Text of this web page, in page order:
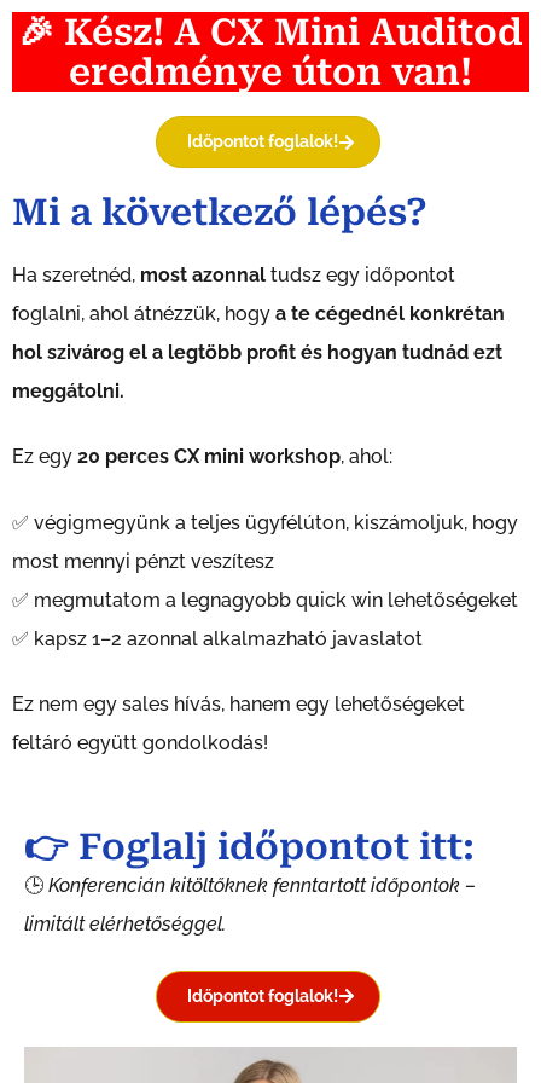
🎉 Kész! A CX Mini Auditod
eredménye úton van!
Időpontot foglalok!
Mi a következő lépés?
Ha szeretnéd, most azonnal tudsz egy időpontot
foglalni, ahol átnézzük, hogy a te cégednél konkrétan
hol szivárog el a legtöbb profit és hogyan tudnád ezt
meggátolni.
Ez egy 20 perces CX mini workshop, ahol:
✅ végigmegyünk a teljes ügyfélúton, kiszámoljuk, hogy
most mennyi pénzt veszítesz
✅ megmutatom a legnagyobb quick win lehetőségeket
✅ kapsz 1–2 azonnal alkalmazható javaslatot
Ez nem egy sales hívás, hanem egy lehetőségeket
feltáró együtt gondolkodás!
👉 Foglalj időpontot itt:
🕒 Konferencián kitöltőknek fenntartott időpontok –
limitált elérhetőséggel.
Időpontot foglalok!